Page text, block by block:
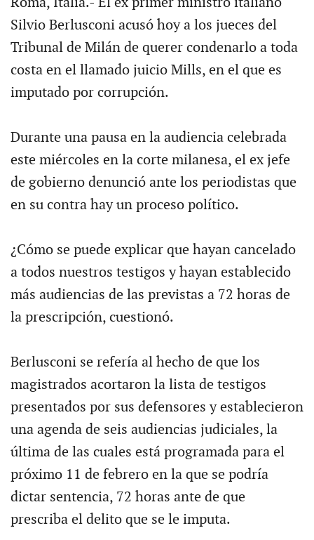
Silvio Berlusconi acusó hoy a los jueces del
Tribunal de Milán de querer condenarlo a toda
costa en el llamado juicio Mills, en el que es
imputado por corrupción.
Durante una pausa en la audiencia celebrada
este miércoles en la corte milanesa, el ex jefe
de gobierno denunció ante los periodistas que
en su contra hay un proceso político.
¿Cómo se puede explicar que hayan cancelado
a todos nuestros testigos y hayan establecido
más audiencias de las previstas a 72 horas de
la prescripción, cuestionó.
Berlusconi se refería al hecho de que los
magistrados acortaron la lista de testigos
presentados por sus defensores y establecieron
una agenda de seis audiencias judiciales, la
última de las cuales está programada para el
próximo 11 de febrero en la que se podría
dictar sentencia, 72 horas ante de que
prescriba el delito que se le imputa.